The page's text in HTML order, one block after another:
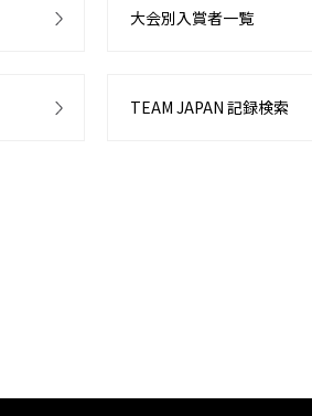
大会別入賞者一覧
TEAM JAPAN 記録検索